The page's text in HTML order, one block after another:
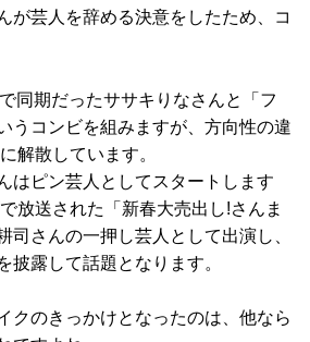
が芸人を辞める決意をしたため、コ
同期だったササキりなさんと「フ
うコンビを組みますが、方向性の違
解散しています。
はピン芸人としてスタートします
放送された「新春大売出し!さんま
司さんの一押し芸人として出演し、
披露して話題となります。
クのきっかけとなったのは、他なら